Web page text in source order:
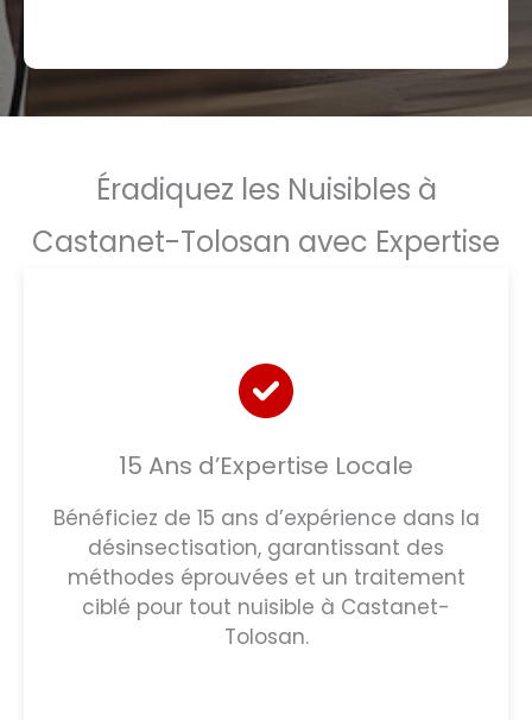
Éradiquez les Nuisibles à
Castanet-Tolosan avec Expertise
15 Ans d’Expertise Locale
Bénéficiez de 15 ans d’expérience dans la
désinsectisation, garantissant des
méthodes éprouvées et un traitement
ciblé pour tout nuisible à Castanet-
Tolosan.